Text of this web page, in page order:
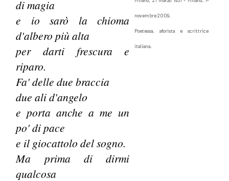
di magia
e io sarò la chioma
d'albero più alta
per darti frescura e
riparo.
Fa' delle due braccia
due ali d'angelo
e porta anche a me un
po' di pace
e il giocattolo del sogno.
Ma prima di dirmi
qualcosa
novembre 2009.
Poetessa, aforista e scrittrice
italiana.